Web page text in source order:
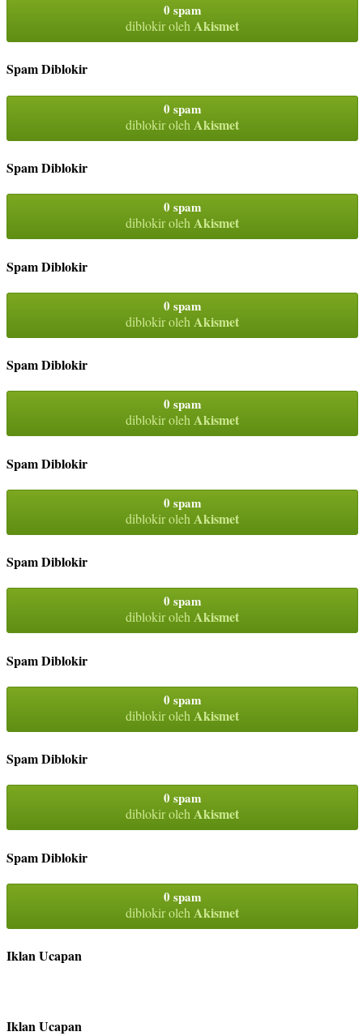
0 spam
diblokir olehAkismet
Spam Diblokir
0 spam
diblokir oleh Akismet
Spam Diblokir
0 spam
diblokir olehAkismet
Spam Diblokir
0 spam
diblokir oleh Akismet
Spam Diblokir
0 spam
diblokir olehAkismet
Spam Diblokir
0 spam
diblokir oleh Akismet
Spam Diblokir
0 spam
diblokir olehAkismet
Spam Diblokir
0 spam
diblokir oleh Akismet
Spam Diblokir
0 spam
diblokir olehAkismet
Spam Diblokir
0 spam
diblokir oleh Akismet
Iklan Ucapan
Iklan Ucapan